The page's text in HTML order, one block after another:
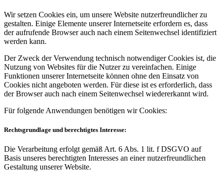
Wir setzen Cookies ein, um unsere Website nutzerfreundlicher zu
gestalten. Einige Elemente unserer Internetseite erfordern es, dass
der aufrufende Browser auch nach einem Seitenwechsel identifiziert
werden kann.
Der Zweck der Verwendung technisch notwendiger Cookies ist, die
Nutzung von Websites für die Nutzer zu vereinfachen. Einige
Funktionen unserer Internetseite können ohne den Einsatz von
Cookies nicht angeboten werden. Für diese ist es erforderlich, dass
der Browser auch nach einem Seitenwechsel wiedererkannt wird.
Für folgende Anwendungen benötigen wir Cookies:
Rechtsgrundlage und berechtigtes Interesse:
Die Verarbeitung erfolgt gemäß Art. 6 Abs. 1 lit. f DSGVO auf
Basis unseres berechtigten Interesses an einer nutzerfreundlichen
Gestaltung unserer Website.